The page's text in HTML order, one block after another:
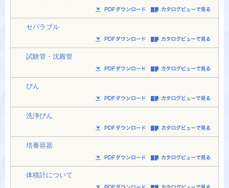
セパラブル
試験管・沈殿管
びん
洗浄びん
培養容器
体積計について